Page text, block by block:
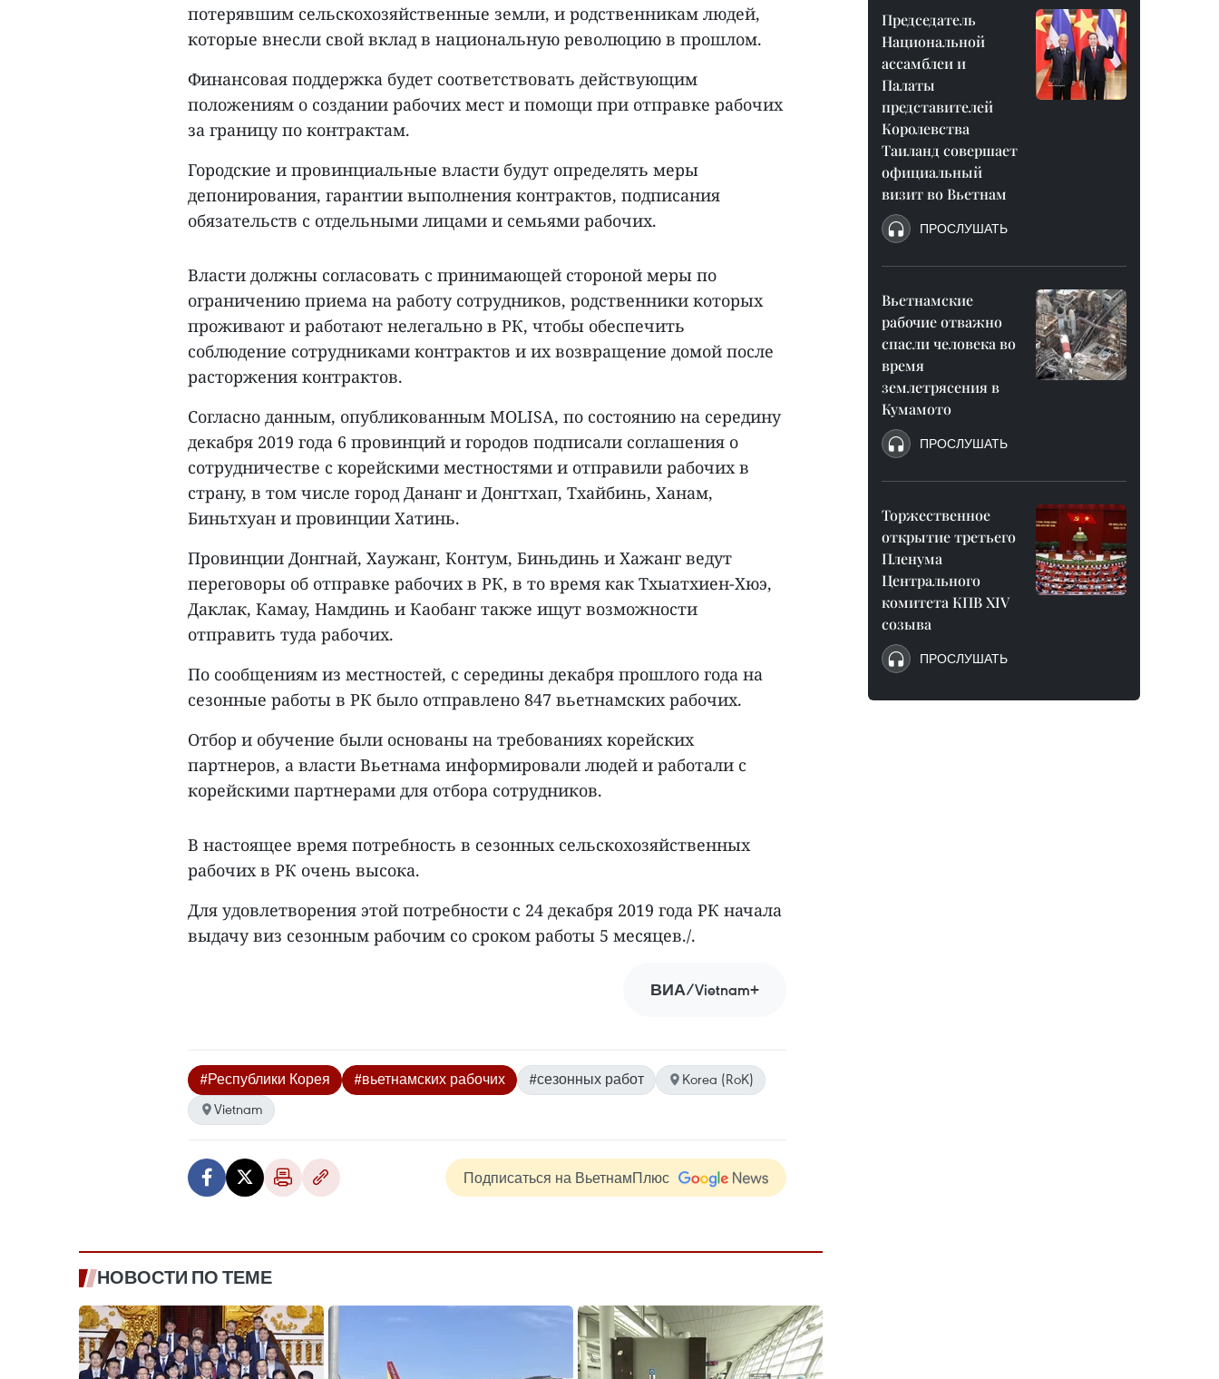
потерявшим сельскохозяйственные земли, и родственникам людей,
которые внесли свой вклад в национальную революцию в прошлом.
Финансовая поддержка будет соответствовать действующим
положениям о создании рабочих мест и помощи при отправке рабочих
за границу по контрактам.
Городские и провинциальные власти будут определять меры
депонирования, гарантии выполнения контрактов, подписания
обязательств с отдельными лицами и семьями рабочих.
Власти должны согласовать с принимающей стороной меры по
ограничению приема на работу сотрудников, родственники которых
проживают и работают нелегально в РК, чтобы обеспечить
соблюдение сотрудниками контрактов и их возвращение домой после
расторжения контрактов.
Согласно данным, опубликованным MOLISA, по состоянию на середину
декабря 2019 года 6 провинций и городов подписали соглашения о
сотрудничестве с корейскими местностями и отправили рабочих в
страну, в том числе город Дананг и Донгтхап, Тхайбинь, Ханам,
Биньтхуан и провинции Хатинь.
Провинции Донгнай, Хаужанг, Контум, Биньдинь и Хажанг ведут
переговоры об отправке рабочих в РК, в то время как Тхыатхиен-Хюэ,
Даклак, Камау, Намдинь и Каобанг также ищут возможности
отправить туда рабочих.
По сообщениям из местностей, с середины декабря прошлого года на
сезонные работы в РК было отправлено 847 вьетнамских рабочих.
Отбор и обучение были основаны на требованиях корейских
партнеров, а власти Вьетнама информировали людей и работали с
корейскими партнерами для отбора сотрудников.
В настоящее время потребность в сезонных сельскохозяйственных
рабочих в РК очень высока.
Для удовлетворения этой потребности с 24 декабря 2019 года РК начала
выдачу виз сезонным рабочим со сроком работы 5 месяцев./.
ВИА/Vietnam+
#Республики Корея #вьетнамских рабочих #сезонных работ
Korea (RoK)
Vietnam
Подписаться на ВьетнамПлюс
НОВОСТИ ПО ТЕМЕ
Председатель
Национальной
ассамблеи и
Палаты
представителей
Королевства
Таиланд совершает
официальный
визит во Вьетнам
ПРОСЛУШАТЬ
Вьетнамские
рабочие отважно
спасли человека во
время
землетрясения в
Кумамото
ПРОСЛУШАТЬ
Торжественное
открытие третьего
Пленума
Центрального
комитета КПВ XIV
созыва
ПРОСЛУШАТЬ